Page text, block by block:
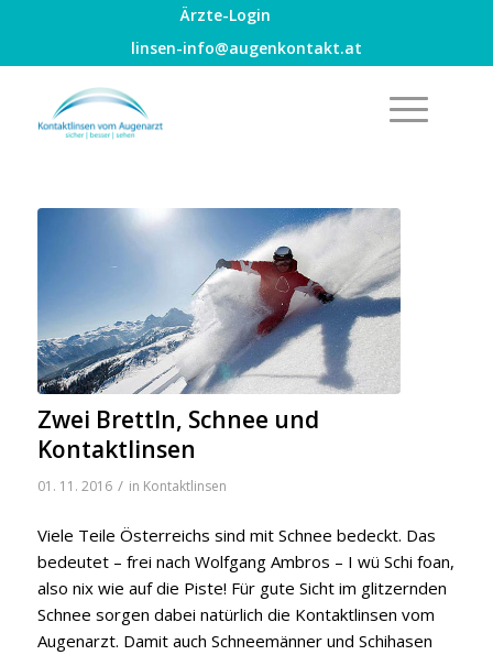
Ärzte-Login
linsen-info@augenkontakt.at
Zwei Brettln, Schnee und
Kontaktlinsen
01. 11. 2016 / in Kontaktlinsen
Viele Teile Österreichs sind mit Schnee bedeckt. Das
bedeutet – frei nach Wolfgang Ambros – I wü Schi foan,
also nix wie auf die Piste! Für gute Sicht im glitzernden
Schnee sorgen dabei natürlich die Kontaktlinsen vom
Augenarzt. Damit auch Schneemänner und Schihasen